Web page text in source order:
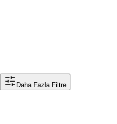
Daha Fazla Filtre